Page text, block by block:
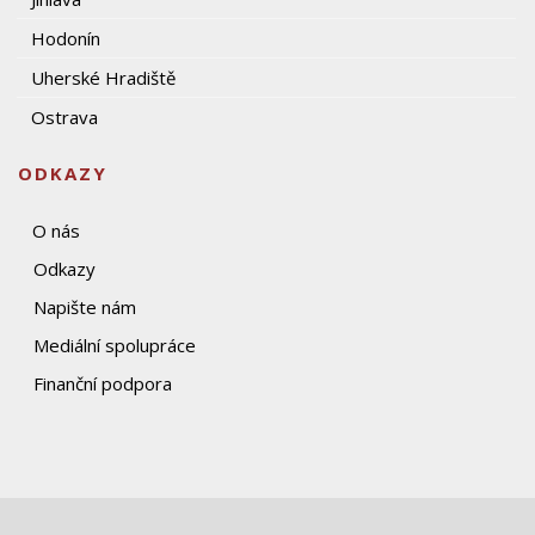
Hodonín
Uherské Hradiště
Ostrava
ODKAZY
O nás
Odkazy
Napište nám
Mediální spolupráce
Finanční podpora